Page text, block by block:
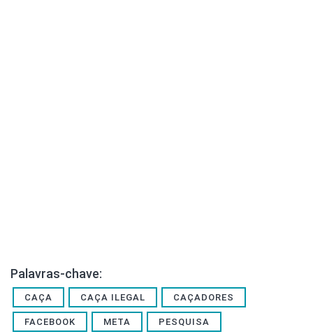
Palavras-chave:
CAÇA CAÇA ILEGAL CAÇADORES
FACEBOOK META PESQUISA